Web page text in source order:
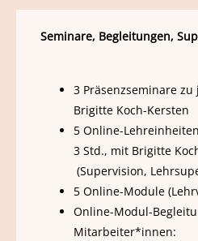
Seminare, Begleitungen,
3 Präsenzseminare zu
Brigitte Koch-Kersten
5 Online-
3 Std., mit Brigitte
(Supervision,
5 Online-Module
Online-Modul-
Mitarbeiter*innen: